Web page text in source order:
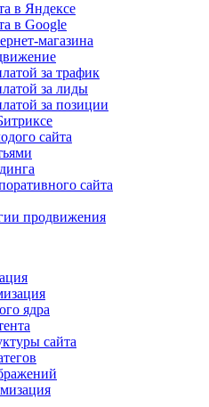
в Яндексе
в Google
магазина
за трафик
за лиды
за позиции
сайта
сайта
продвижения
ядра
сайта